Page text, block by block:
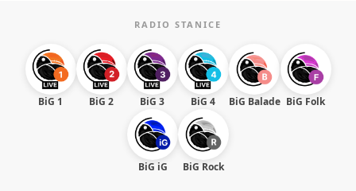
RADIO STANICE
BiG 1 BiG 2 BiG 3 BiG 4 BiG Balade BiG Folk
BiG iG BiG Rock